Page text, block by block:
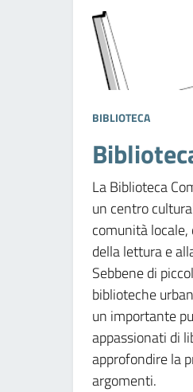
BIBLIOTECA
La Biblioteca
un centro
comunità
della lettura e
Sebbene di
biblioteche
un importante
appassionati di
approfondire la
argomenti.